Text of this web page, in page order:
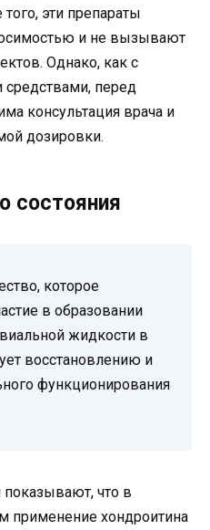
эти препараты
и не вызывают
Однако, как с
перед
консультация врача и
дозировки.
состояния
которое
в образовании
жидкости в
восстановлению и
функционирования
что в
применение хондроитина